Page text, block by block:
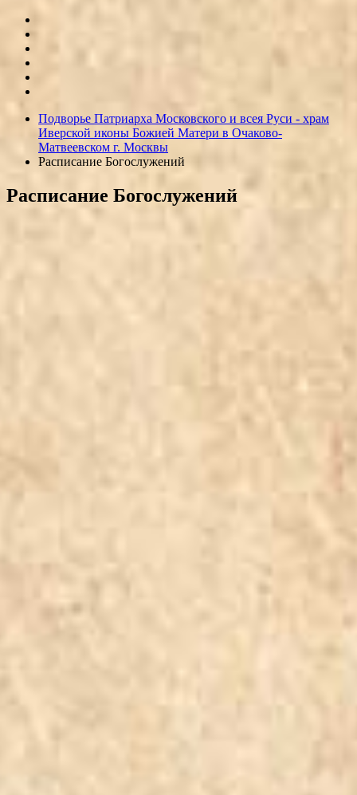
Подворье Патриарха Московского и всея Руси - храм
Иверской иконы Божией Матери в Очаково-
Матвеевском г. Москвы
Расписание Богослужений
Расписание Богослужений